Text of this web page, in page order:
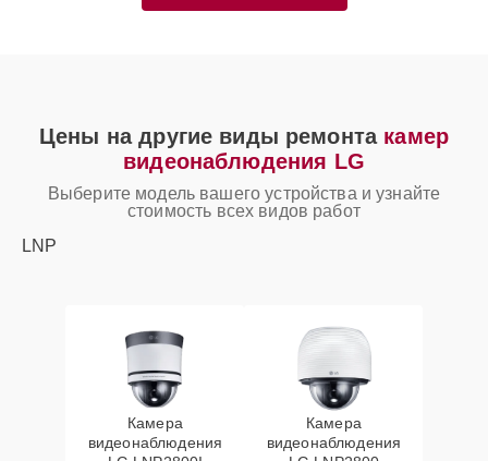
Цены на другие виды ремонта камер
видеонаблюдения LG
Выберите модель вашего устройства и узнайте
стоимость всех видов работ
LNP
Камера
видеонаблюдения
Камера
видеонаблюдения